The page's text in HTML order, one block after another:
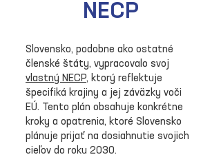
NECP
Slovensko, podobne ako ostatné
členské štáty, vypracovalo svoj
vlastný NECP, ktorý reflektuje
špecifiká krajiny a jej záväzky voči
EÚ. Tento plán obsahuje konkrétne
kroky a opatrenia, ktoré Slovensko
plánuje prijať na dosiahnutie svojich
cieľov do roku 2030.